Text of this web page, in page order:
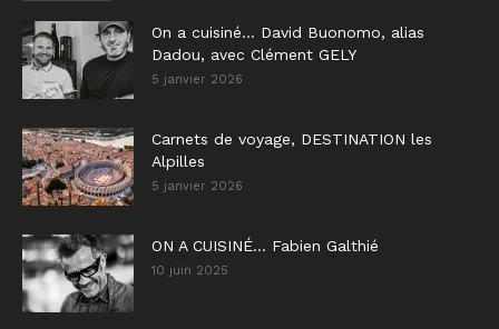
On a cuisiné… David Buonomo, alias
Dadou, avec Clément GELY
5 janvier 2026
Carnets de voyage, DESTINATION les
Alpilles
5 janvier 2026
ON A CUISINÉ… Fabien Galthié
10 juin 2025